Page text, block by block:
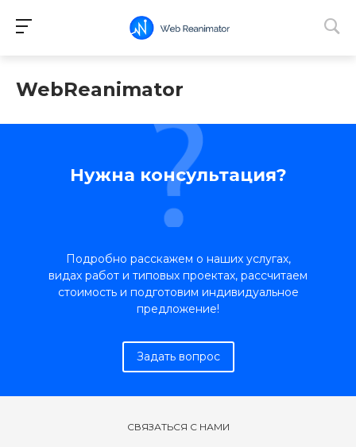
WebReanimator
Нужна консультация?
Подробно расскажем о наших услугах,
видах работ и типовых проектах, рассчитаем
стоимость и подготовим индивидуальное
предложение!
Задать вопрос
СВЯЗАТЬСЯ С НАМИ